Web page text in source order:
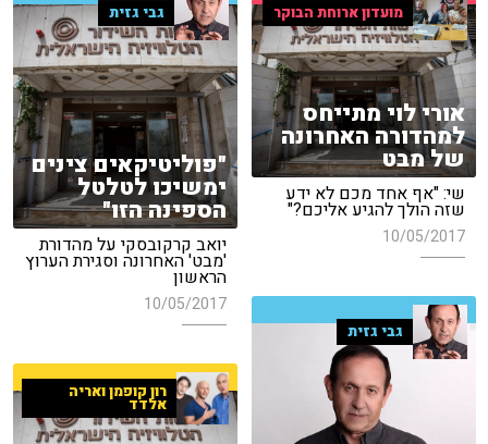
מועדון ארוחת הבוקר
אורי לוי מתייחס
למהדורה האחרונה
של מבט
שי: "אף אחד מכם לא ידע
שזה הולך להגיע אליכם?"
10/05/2017
גבי גזית
"פוליטיקאים צינים
ימשיכו לטלטל
הספינה הזו"
יואב קרקובסקי על מהדורת
'מבט' האחרונה וסגירת הערוץ
הראשון
10/05/2017
גבי גזית
רון קופמן ואריה
אלדד